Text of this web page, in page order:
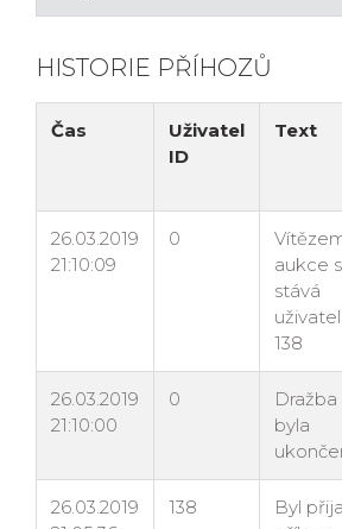
HISTORIE PŘÍHOZŮ